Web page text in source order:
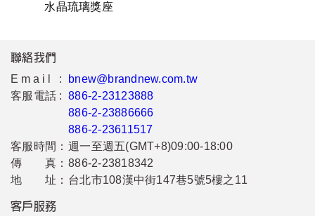
水晶琉璃獎座
聯絡我們
Email :
bnew@brandnew.com.tw
客服電話 : 886-2-23123888
886-2-23886666
886-2-23611517
客服時間： 週一至週五(GMT+8)09:00-18:00
傳 真： 886-2-23818342
地 址： 台北市108漢中街147巷5號5樓之11
客戶服務